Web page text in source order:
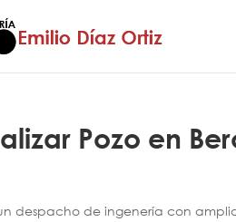
Pozo en
despacho de ingenería con